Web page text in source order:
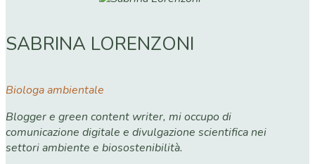
SABRINA LORENZONI
Biologa ambientale
Blogger e green content writer, mi occupo di
comunicazione digitale e divulgazione scientifica nei
settori ambiente e biosostenibilità.